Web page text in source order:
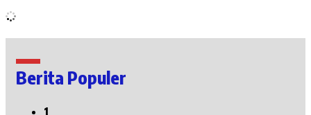
Berita Populer
1